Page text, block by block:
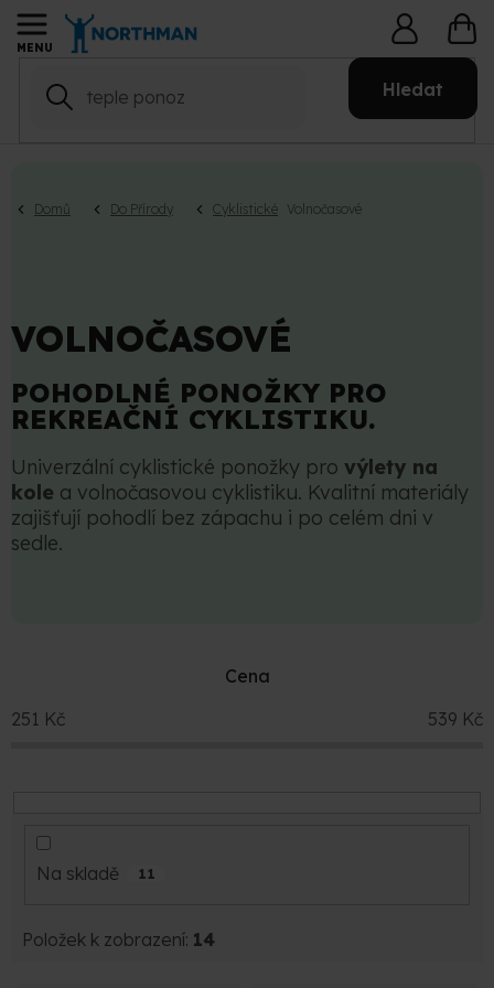
Přejít
na
Hledat
Domů Do Přírody Cyklistické Volnočasové
VOLNOČASOVÉ
POHODLNÉ PONOŽKY PRO
REKREAČNÍ CYKLISTIKU.
Univerzální cyklistické ponožky pro výlety na
kole a volnočasovou cyklistiku. Kvalitní materiály
zajišťují pohodlí bez zápachu i po celém dni v
sedle.
Cena
251 Kč 539 Kč
Na skladě 11
Položek k zobrazení: 14